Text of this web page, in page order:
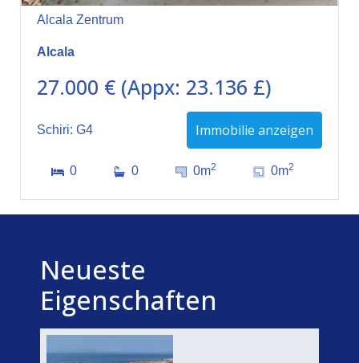
Alcala Zentrum
Alcala
27.000 € (Appx: 23.136 £)
Schiri: G4 Immobilie anzeigen
0 0 0m2 0m2
Neueste
Eigenschaften